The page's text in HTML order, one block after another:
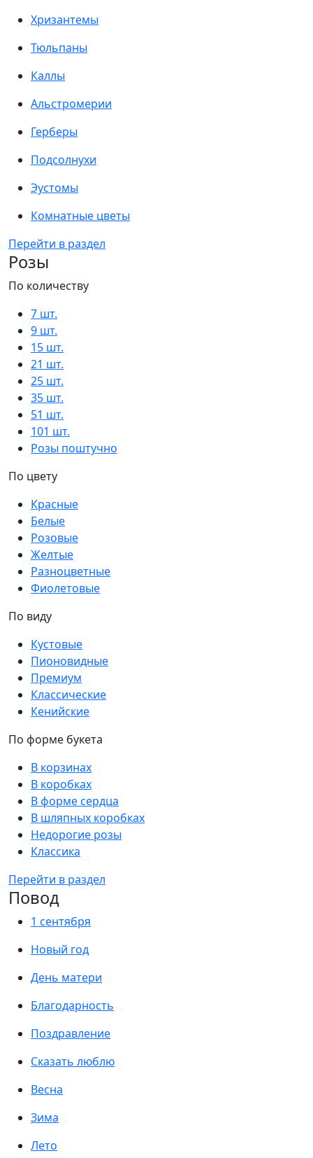
Хризантемы
Тюльпаны
Каллы
Альстромерии
Герберы
Подсолнухи
Эустомы
Комнатные цветы
Перейти в раздел
Розы
По количеству
7 шт.
9 шт.
15 шт.
21 шт.
25 шт.
35 шт.
51 шт.
101 шт.
Розы поштучно
По цвету
Красные
Белые
Розовые
Желтые
Разноцветные
Фиолетовые
По виду
Кустовые
Пионовидные
Премиум
Классические
Кенийские
По форме букета
В корзинах
В коробках
В форме сердца
В шляпных коробках
Недорогие розы
Классика
Перейти в раздел
Повод
1 сентября
Новый год
День матери
Благодарность
Поздравление
Сказать люблю
Весна
Зима
Лето